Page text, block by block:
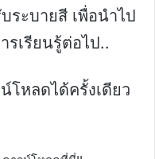
ระบายสี เพื่อนำไป
รเรียนรู้ต่อไป..
โหลดได้ครั้งเดียว